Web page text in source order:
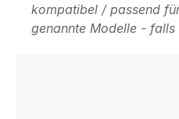
kompatibel / passend
genannte Modelle - falls